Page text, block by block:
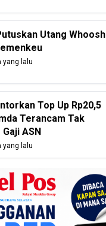
Utang Whoosh
yang lalu
Top Up Rp20,5
Terancam Tak
ASN
yang lalu